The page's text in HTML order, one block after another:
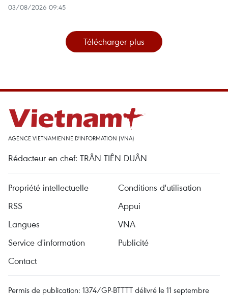
03/08/2026 09:45
Télécharger plus
AGENCE VIETNAMIENNE D'INFORMATION (VNA)
Rédacteur en chef: TRÂN TIÊN DUÂN
Propriété intellectuelle
Conditions d'utilisation
RSS
Appui
Langues
VNA
Service d'information
Publicité
Contact
Permis de publication: 1374/GP-BTTTT délivré le 11 septembre